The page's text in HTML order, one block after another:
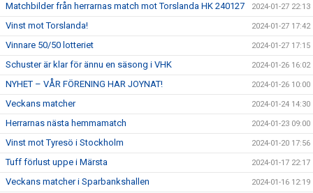
Matchbilder från herrarnas match mot Torslanda HK 240127 2024-01-27 22:13
Vinst mot Torslanda! 2024-01-27 17:42
Vinnare 50/50 lotteriet 2024-01-27 17:15
Schuster är klar för ännu en säsong i VHK 2024-01-26 16:02
NYHET – VÅR FÖRENING HAR JOYNAT! 2024-01-26 10:00
Veckans matcher 2024-01-24 14:30
Herrarnas nästa hemmamatch 2024-01-23 09:00
Vinst mot Tyresö i Stockholm 2024-01-20 17:56
Tuff förlust uppe i Märsta 2024-01-17 22:17
Veckans matcher i Sparbankshallen 2024-01-16 12:19